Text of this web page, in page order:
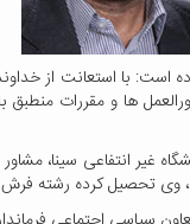
است: با استعانت از
ها و مقررات
غیر انتفاعی سینا،
وی تحصیل کرده رشته